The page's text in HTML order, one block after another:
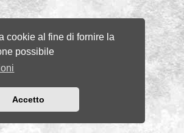
cookie al fine di fornire la
possibile
Accetto